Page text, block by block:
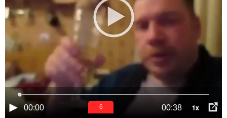
00:00 00:38 1x
6